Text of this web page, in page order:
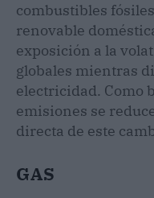
combustibles
renovable
exposición a la
globales mientras
electricidad. Como
emisiones se
directa de este
GAS